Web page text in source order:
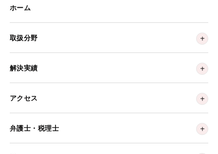
ホーム
取扱分野
解決実績
アクセス
弁護士・税理士